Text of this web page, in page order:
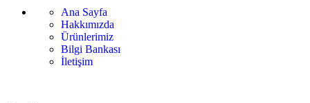
Ana Sayfa
Hakkımızda
Ürünlerimiz
Bilgi Bankası
İletişim